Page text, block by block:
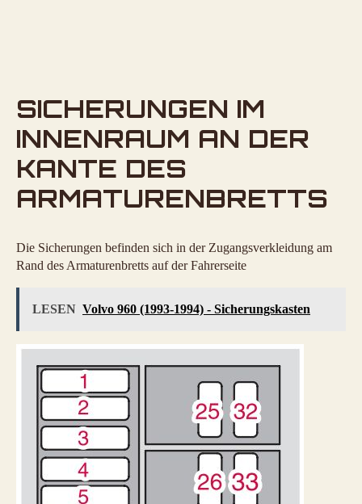
SICHERUNGEN IM
INNENRAUM AN DER
KANTE DES
ARMATURENBRETTS
Die Sicherungen befinden sich in der Zugangsverkleidung am
Rand des Armaturenbretts auf der Fahrerseite
LESEN Volvo 960 (1993-1994) - Sicherungskasten